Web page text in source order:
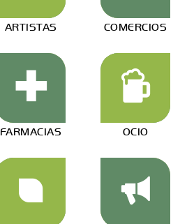
ARTISTAS COMERCIOS
FARMACIAS OCIO